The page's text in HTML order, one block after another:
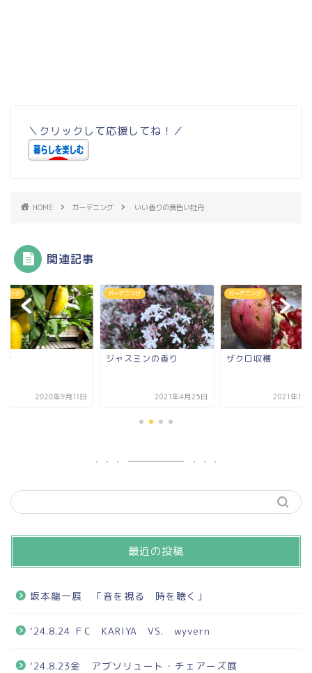
＼クリックして応援してね！／
HOME ガーデニング いい香りの黄色い牡丹
関連記事
ニング
ン
2020年9月11日
ガーデニング
ジャスミンの香り
2021年4月25日
ガーデニング
ザクロ収穫
2021年10
最近の投稿
坂本龍一展 「音を視る 時を聴く」
‘24.8.24 ＦC KARIYA VS. wyvern
‘24.8.23金 アブソリュート・チェアーズ展